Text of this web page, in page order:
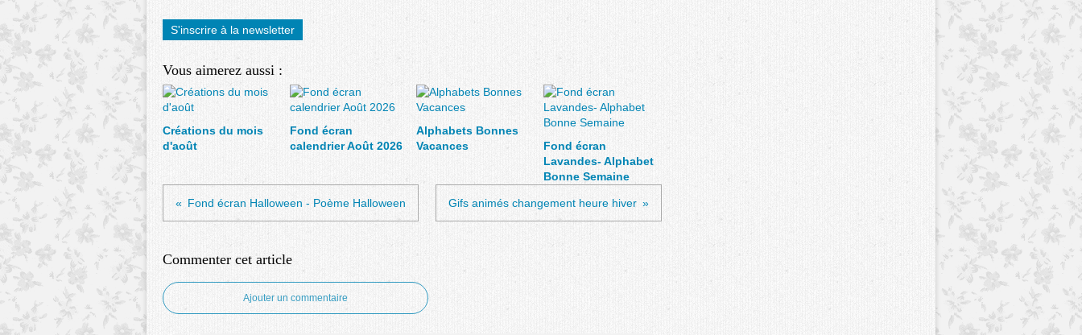
S'inscrire à la newsletter
Vous aimerez aussi :
Créations du mois
d'août
Fond écran
calendrier Août 2026
Alphabets Bonnes
Vacances
Fond écran
Lavandes- Alphabet
Bonne Semaine
Fond écran Halloween - Poème Halloween Gifs animés changement heure hiver
Commenter cet article
Ajouter un commentaire